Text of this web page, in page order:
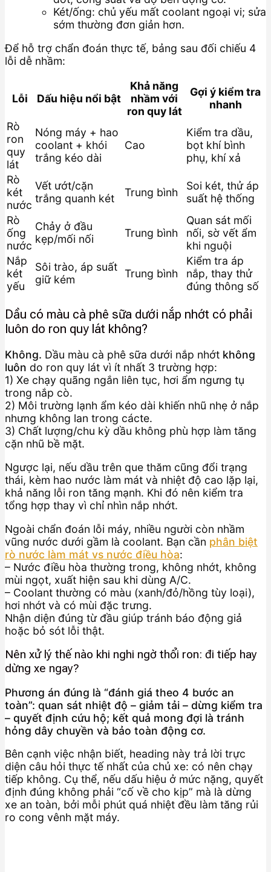
Két/ống: chủ yếu mất coolant ngoại vi; sửa
sớm thường đơn giản hơn.
Để hỗ trợ chẩn đoán thực tế, bảng sau đối chiếu 4
lỗi dễ nhầm:
Lỗi Dấu hiệu nổi bật
Khả năng
nhầm với
ron quy lát
Gợi ý kiểm tra
nhanh
Rò
ron
quy
lát
Nóng máy + hao
coolant + khói
trắng kéo dài
Cao
Kiểm tra dầu,
bọt khí bình
phụ, khí xả
Rò
két
nước
Vết ướt/cặn
trắng quanh két
Trung bình
Soi két, thử áp
suất hệ thống
Rò
ống
nước
Chảy ở đầu
kẹp/mối nối
Trung bình
Quan sát mối
nối, sờ vết ẩm
khi nguội
Nắp
két
yếu
Sôi trào, áp suất
giữ kém
Trung bình
Kiểm tra áp
nắp, thay thử
đúng thông số
Dầu có màu cà phê sữa dưới nắp nhớt có phải
luôn do ron quy lát không?
Không. Dầu màu cà phê sữa dưới nắp nhớt không
luôn do ron quy lát vì ít nhất 3 trường hợp:
1) Xe chạy quãng ngắn liên tục, hơi ẩm ngưng tụ
trong nắp cò.
2) Môi trường lạnh ẩm kéo dài khiến nhũ nhẹ ở nắp
nhưng không lan trong cácte.
3) Chất lượng/chu kỳ dầu không phù hợp làm tăng
cặn nhũ bề mặt.
Ngược lại, nếu dầu trên que thăm cũng đổi trạng
thái, kèm hao nước làm mát và nhiệt độ cao lặp lại,
khả năng lỗi ron tăng mạnh. Khi đó nên kiểm tra
tổng hợp thay vì chỉ nhìn nắp nhớt.
Ngoài chẩn đoán lỗi máy, nhiều người còn nhầm
vũng nước dưới gầm là coolant. Bạn cần phân biệt
rò nước làm mát vs nước điều hòa:
– Nước điều hòa thường trong, không nhớt, không
mùi ngọt, xuất hiện sau khi dùng A/C.
– Coolant thường có màu (xanh/đỏ/hồng tùy loại),
hơi nhớt và có mùi đặc trưng.
Nhận diện đúng từ đầu giúp tránh báo động giả
hoặc bỏ sót lỗi thật.
Nên xử lý thế nào khi nghi ngờ thổi ron: đi tiếp hay
dừng xe ngay?
Phương án đúng là “đánh giá theo 4 bước an
toàn”: quan sát nhiệt độ – giảm tải – dừng kiểm tra
– quyết định cứu hộ; kết quả mong đợi là tránh
hỏng dây chuyền và bảo toàn động cơ.
Bên cạnh việc nhận biết, heading này trả lời trực
diện câu hỏi thực tế nhất của chủ xe: có nên chạy
tiếp không. Cụ thể, nếu dấu hiệu ở mức nặng, quyết
định đúng không phải “cố về cho kịp” mà là dừng
xe an toàn, bởi mỗi phút quá nhiệt đều làm tăng rủi
ro cong vênh mặt máy.